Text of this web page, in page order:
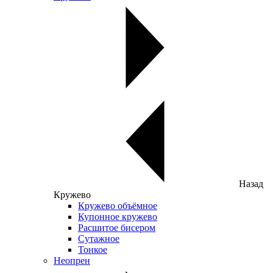
Назад
Кружево
Кружево объёмное
Купонное кружево
Расшитое бисером
Сутажное
Тонкое
Неопрен